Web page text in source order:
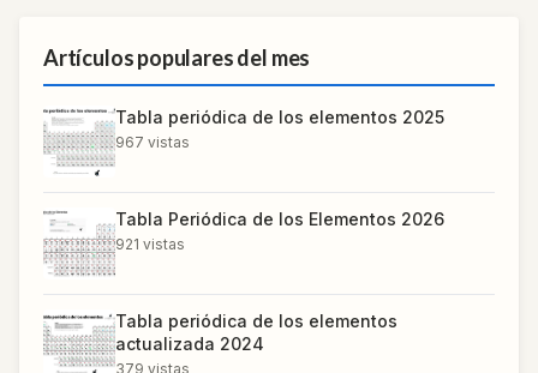
Artículos populares del mes
Tabla periódica de los elementos 2025
967 vistas
Tabla Periódica de los Elementos 2026
921 vistas
Tabla periódica de los elementos
actualizada 2024
379 vistas